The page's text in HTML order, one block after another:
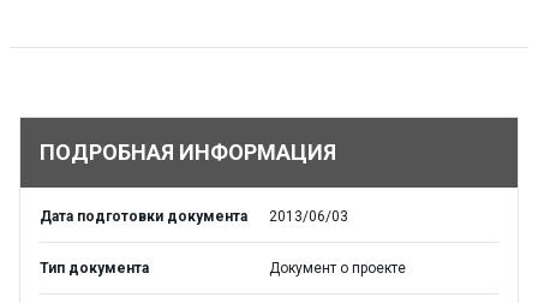
ПОДРОБНАЯ ИНФОРМАЦИЯ
Дата подготовки документа 2013/06/03
Тип документа Документ о проекте